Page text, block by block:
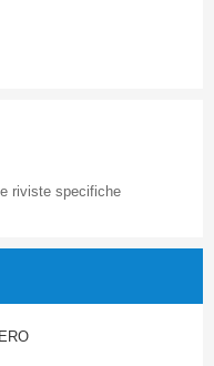
riviste specifiche